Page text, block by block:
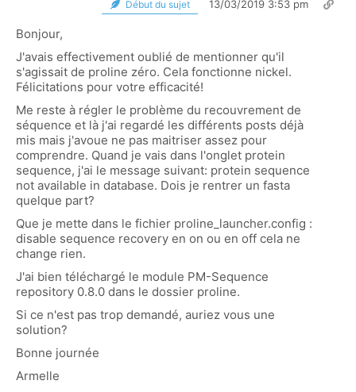
Début du sujet 13/03/2019 3:53 pm
Bonjour,
J'avais effectivement oublié de mentionner qu'il
s'agissait de proline zéro. Cela fonctionne nickel.
Félicitations pour votre efficacité!
Me reste à régler le problème du recouvrement de
séquence et là j'ai regardé les différents posts déjà
mis mais j'avoue ne pas maitriser assez pour
comprendre. Quand je vais dans l'onglet protein
sequence, j'ai le message suivant: protein sequence
not available in database. Dois je rentrer un fasta
quelque part?
Que je mette dans le fichier proline_launcher.config :
disable sequence recovery en on ou en off cela ne
change rien.
J'ai bien téléchargé le module PM-Sequence
repository 0.8.0 dans le dossier proline.
Si ce n'est pas trop demandé, auriez vous une
solution?
Bonne journée
Armelle